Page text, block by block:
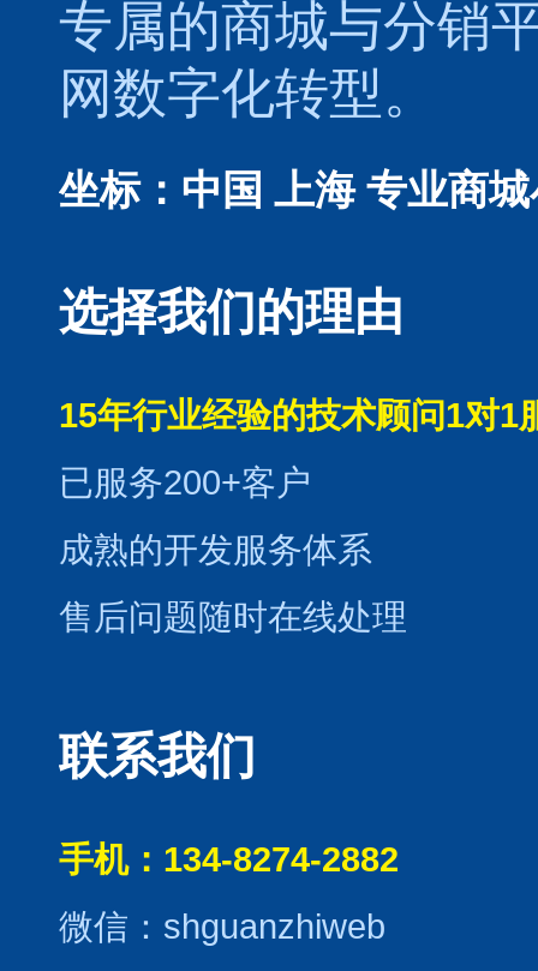
专属的商城与分销
网数字化转型。
坐标：中国 上海 专业商
选择我们的理由
15年行业经验的技术顾问1对1
已服务200+客户
成熟的开发服务体系
售后问题随时在线处理
联系我们
手机：134-8274-2882
微信：shguanzhiweb